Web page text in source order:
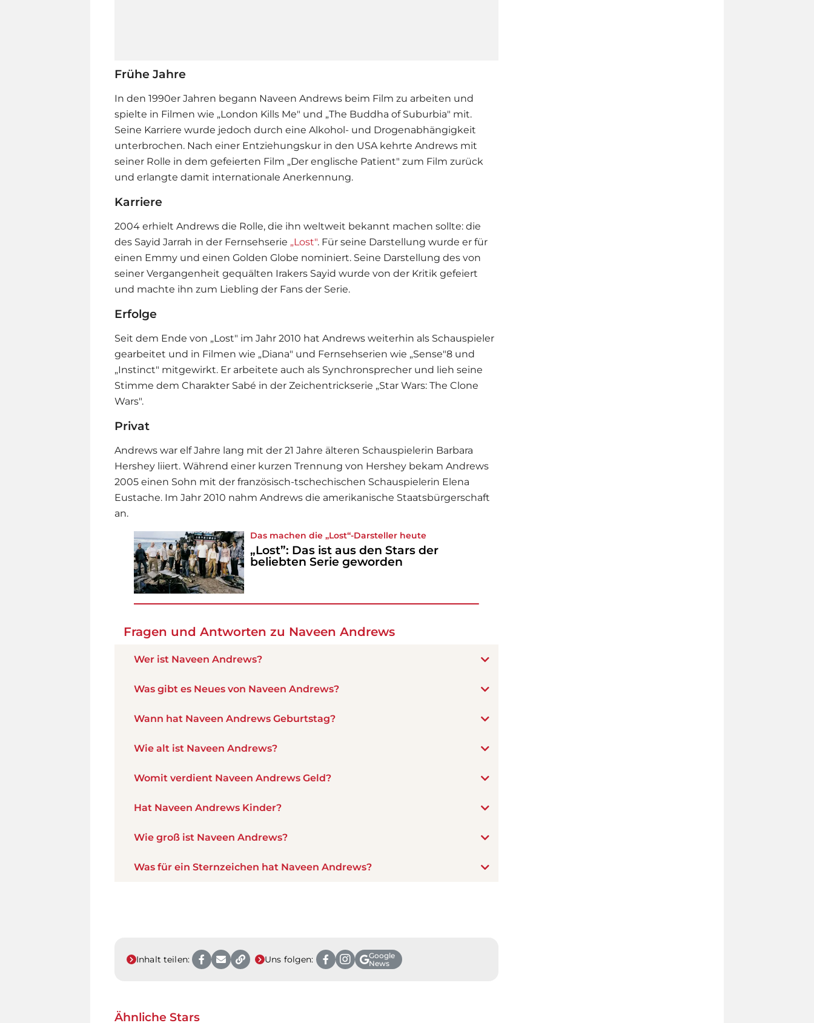
Frühe Jahre
In den 1990er Jahren begann Naveen Andrews beim Film zu arbeiten und
spielte in Filmen wie „London Kills Me" und „The Buddha of Suburbia" mit.
Seine Karriere wurde jedoch durch eine Alkohol- und Drogenabhängigkeit
unterbrochen. Nach einer Entziehungskur in den USA kehrte Andrews mit
seiner Rolle in dem gefeierten Film „Der englische Patient" zum Film zurück
und erlangte damit internationale Anerkennung.
Karriere
2004 erhielt Andrews die Rolle, die ihn weltweit bekannt machen sollte: die
des Sayid Jarrah in der Fernsehserie „Lost". Für seine Darstellung wurde er für
einen Emmy und einen Golden Globe nominiert. Seine Darstellung des von
seiner Vergangenheit gequälten Irakers Sayid wurde von der Kritik gefeiert
und machte ihn zum Liebling der Fans der Serie.
Erfolge
Seit dem Ende von „Lost" im Jahr 2010 hat Andrews weiterhin als Schauspieler
gearbeitet und in Filmen wie „Diana" und Fernsehserien wie „Sense"8 und
„Instinct" mitgewirkt. Er arbeitete auch als Synchronsprecher und lieh seine
Stimme dem Charakter Sabé in der Zeichentrickserie „Star Wars: The Clone
Wars".
Privat
Andrews war elf Jahre lang mit der 21 Jahre älteren Schauspielerin Barbara
Hershey liiert. Während einer kurzen Trennung von Hershey bekam Andrews
2005 einen Sohn mit der französisch-tschechischen Schauspielerin Elena
Eustache. Im Jahr 2010 nahm Andrews die amerikanische Staatsbürgerschaft
an.
Das machen die „Lost“-Darsteller heute
„Lost”: Das ist aus den Stars der
beliebten Serie geworden
Fragen und Antworten zu Naveen Andrews
Wer ist Naveen Andrews?
Was gibt es Neues von Naveen Andrews?
Wann hat Naveen Andrews Geburtstag?
Wie alt ist Naveen Andrews?
Womit verdient Naveen Andrews Geld?
Hat Naveen Andrews Kinder?
Wie groß ist Naveen Andrews?
Was für ein Sternzeichen hat Naveen Andrews?
Inhalt teilen: Uns folgen:
Google
News
Ähnliche Stars